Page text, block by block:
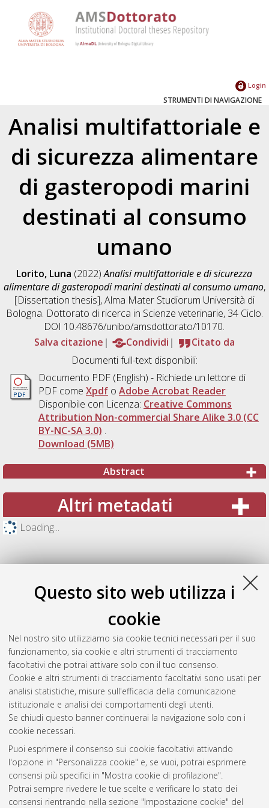
Questo sito web utilizza i
cookie
Nel nostro sito utilizziamo sia cookie tecnici necessari per il suo
funzionamento, sia cookie e altri strumenti di tracciamento
facoltativi che potrai attivare solo con il tuo consenso.
Cookie e altri strumenti di tracciamento facoltativi sono usati per
analisi statistiche, misure sull'efficacia della comunicazione
istituzionale e analisi dei comportamenti degli utenti.
Se chiudi questo banner continuerai la navigazione solo con i
cookie necessari.
Puoi esprimere il consenso sui cookie facoltativi attivando
l'opzione in "Personalizza cookie" e, se vuoi, potrai esprimere
consensi più specifici in "Mostra cookie di profilazione".
Potrai sempre rivedere le tue scelte e verificare lo stato dei
consensi rientrando nella sezione "Impostazione cookie" del
Login
STRUMENTI DI NAVIGAZIONE
Analisi multifattoriale e
di sicurezza alimentare
di gasteropodi marini
destinati al consumo
umano
Lorito, Luna (2022)Analisi multifattoriale e di sicurezza
alimentare di gasteropodi marini destinati al consumo umano,
[Dissertation thesis], Alma Mater Studiorum Università di
Bologna. Dottorato di ricerca in Scienze veterinarie, 34 Ciclo.
DOI 10.48676/unibo/amsdottorato/10170.
Salva citazione
Condividi
Citato da
Documenti full-text disponibili:
Documento PDF(English) - Richiede un lettore di
PDF come Xpdfo Adobe Acrobat Reader
Disponibile con Licenza: Creative Commons
Attribution Non-commercial Share Alike 3.0 (CC
BY-NC-SA 3.0) .
Download (5MB)
Abstract
Altri metadati
Loading...
Gestione del documento:
Atom
Rss 1.0
Rss 2.0